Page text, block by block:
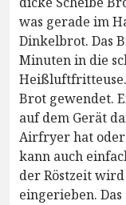
was gerade im
Dinkelbrot. Das
Minuten in die
Brot gewendet.
auf dem Gerät
Airfryer hat
kann auch
der Röstzeit
eingerieben.